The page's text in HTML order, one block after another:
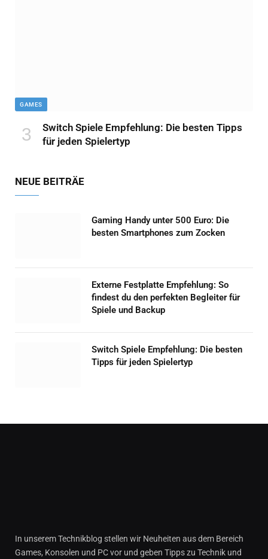
GAMES
Switch Spiele Empfehlung: Die besten Tipps
für jeden Spielertyp
NEUE BEITRÄE
Gaming Handy unter 500 Euro: Die
besten Smartphones zum Zocken
Externe Festplatte Empfehlung: So
findest du den perfekten Begleiter für
Spiele und Backup
Switch Spiele Empfehlung: Die besten
Tipps für jeden Spielertyp
In unserem Technikblog stellen wir Neuheiten aus dem Bereich
Games, Konsolen und PC vor und geben Tipps zu Technik und